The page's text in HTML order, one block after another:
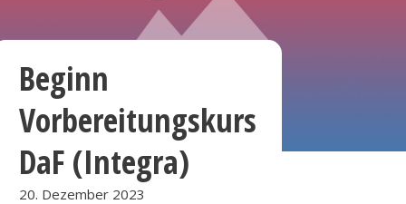
Beginn
Vorbereitungskurs
DaF (Integra)
20. Dezember 2023